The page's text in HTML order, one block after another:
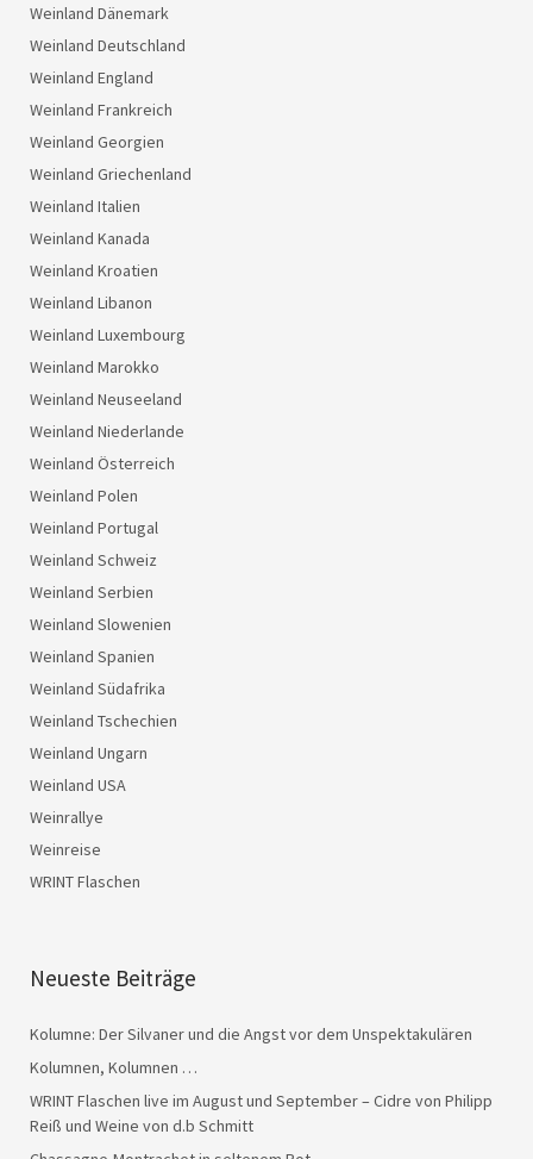
Weinland Dänemark
Weinland Deutschland
Weinland England
Weinland Frankreich
Weinland Georgien
Weinland Griechenland
Weinland Italien
Weinland Kanada
Weinland Kroatien
Weinland Libanon
Weinland Luxembourg
Weinland Marokko
Weinland Neuseeland
Weinland Niederlande
Weinland Österreich
Weinland Polen
Weinland Portugal
Weinland Schweiz
Weinland Serbien
Weinland Slowenien
Weinland Spanien
Weinland Südafrika
Weinland Tschechien
Weinland Ungarn
Weinland USA
Weinrallye
Weinreise
WRINT Flaschen
Neueste Beiträge
Kolumne: Der Silvaner und die Angst vor dem Unspektakulären
Kolumnen, Kolumnen …
WRINT Flaschen live im August und September – Cidre von Philipp
Reiß und Weine von d.b Schmitt